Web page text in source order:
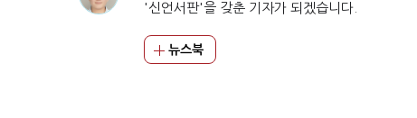
'신언서판'을 갖춘 기자가 되겠습니다.
뉴스북